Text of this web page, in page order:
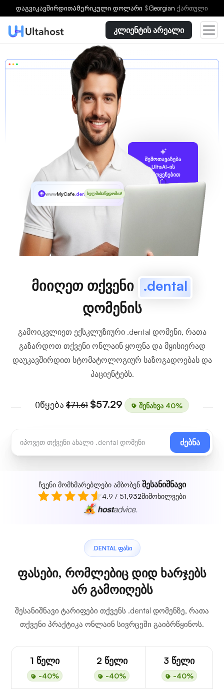
დაგვიკავშირდითᲐმერიკული დოლარი $Georgian ქართული
კლიენტის არეალი
შემოთავაზება
UltaAI-ის
გამოყენებით
wwwMyCafe.dentalხელმისაწვდომია!
მიიღეთ თქვენი .dental
დომენის
გამოიკვლიეთ ექსკლუზიური .dental დომენი, რათა
გაზარდოთ თქვენი ონლაინ ყოფნა და მყისიერად
დაუკავშირდით სტომატოლოგიურ საზოგადოებას და
პაციენტებს.
Იწყება $71.61 $57.29 შენახვა 40%
ძებნა
ჩვენი მომხმარებლები ამბობენ შესანიშნავი
4.9 / 51,932მიმოხილვები
.DENTAL ᲤᲐᲡᲘ
ფასები, რომლებიც დიდ ხარჯებს
არ გამოიღებს
შესანიშნავი ტარიფები თქვენს .dental დომენზე, რათა
თქვენი პრაქტიკა ონლაინ სივრცეში გაიბრწყინოს.
1 წელი
-40%
2 წელი
-40%
3 წელი
-40%